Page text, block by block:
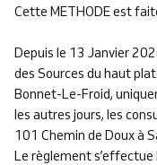
Cette METHODE est
Depuis le 13 Janvier
des Sources du haut
Bonnet-Le-Froid,
les autres jours, les
101 Chemin de Doux à
Le règlement s’effectue